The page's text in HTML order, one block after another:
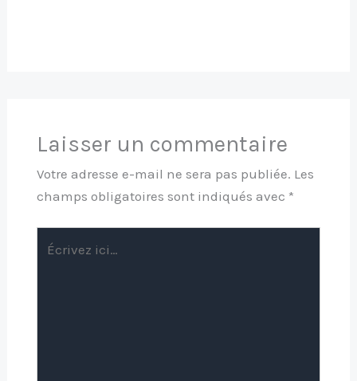
Laisser un commentaire
Votre adresse e-mail ne sera pas publiée. Les
champs obligatoires sont indiqués avec *